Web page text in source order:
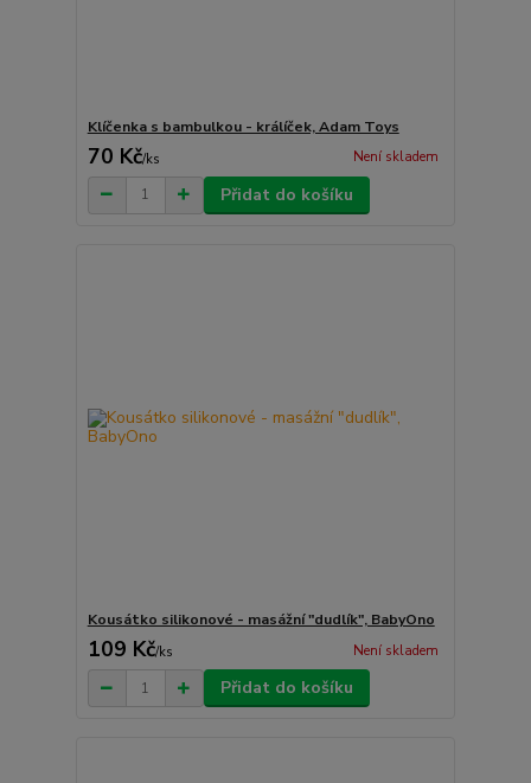
Klíčenka s bambulkou - králíček, Adam Toys
70 Kč/ks Není skladem
Přidat do košíku
Kousátko silikonové - masážní "dudlík", BabyOno
109 Kč/ks Není skladem
Přidat do košíku